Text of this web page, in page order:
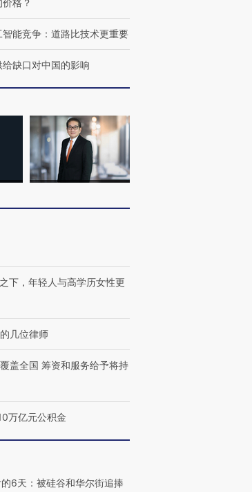
马航飞行员跨国走私7万
视线｜被称为“蟑螂”的印
【商旅对话】华住集团
格？
智能竞争：道路比技术更重要
缺口对中国的影响
下，年轻人与高学历女性更
几位律师
盖全国 筹资和服务给予将持
万亿元公积金
6天：被硅谷和华尔街追捧